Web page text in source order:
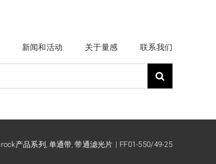
新闻和活动 关于量感 联系我们
产品系列 单通带 带通滤光片 FF01-550/49-25